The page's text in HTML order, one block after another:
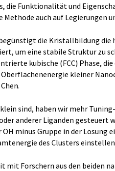
die Funktionalität und
Methode auch auf Legierungen
die Kristallbildung die
um eine stabile Struktur zu
kubische (FCC) Phase,
Oberflächenenergie kleiner
sind, haben wir mehr
anderer Liganden gesteuert
minus Gruppe in der Lösung
des Clusters
mit Forschern aus den beiden